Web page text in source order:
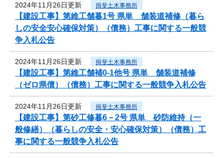
2024年11月26日更新 揖斐土木事務所
【建設工事】第維工舗暮1号 県単 舗装道補修（暮ら
しの安全安心確保対策）（債務）工事に関する一般競
争入札公告
2024年11月26日更新 揖斐土木事務所
【建設工事】第維工舗補0-1他号 県単 舗装道補修
（ゼロ県債）（債務）工事に関する一般競争入札公告
2024年11月26日更新 揖斐土木事務所
【建設工事】第砂工修暮6－2号 県単 砂防維持（一
般修繕）（暮らしの安全・安心確保対策）（債務）工
事に関する一般競争入札公告